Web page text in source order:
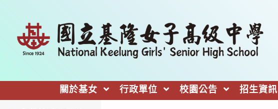
關於基女 行政單位 校園公告 招生資訊